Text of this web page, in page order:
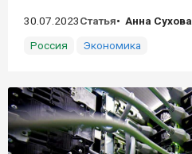
30.07.2023Статья
Анна Сухова
Россия
Экономика